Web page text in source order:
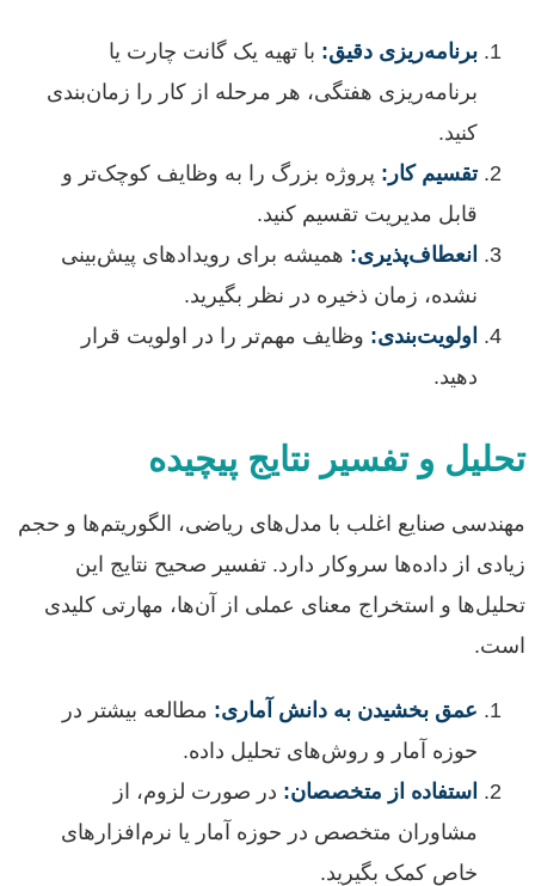
برنامه‌ریزی دقیق: با تهیه یک گانت چارت یا
برنامه‌ریزی هفتگی، هر مرحله از کار را زمان‌بندی
کنید.
تقسیم کار: پروژه بزرگ را به وظایف کوچک‌تر و
قابل مدیریت تقسیم کنید.
انعطاف‌پذیری: همیشه برای رویدادهای پیش‌بینی
نشده، زمان ذخیره در نظر بگیرید.
اولویت‌بندی: وظایف مهم‌تر را در اولویت قرار
دهید.
تحلیل و تفسیر نتایج پیچیده
مهندسی صنایع اغلب با مدل‌های ریاضی، الگوریتم‌ها و حجم
زیادی از داده‌ها سروکار دارد. تفسیر صحیح نتایج این
تحلیل‌ها و استخراج معنای عملی از آن‌ها، مهارتی کلیدی
است.
عمق بخشیدن به دانش آماری: مطالعه بیشتر در
حوزه آمار و روش‌های تحلیل داده.
استفاده از متخصصان: در صورت لزوم، از
مشاوران متخصص در حوزه آمار یا نرم‌افزارهای
خاص کمک بگیرید.